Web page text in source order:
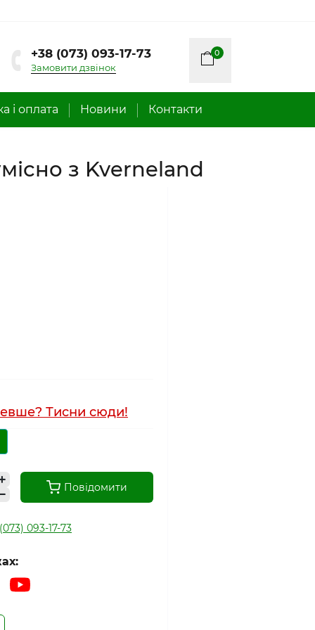
+38 (073) 093-17-73
Замовити дзвінок
0
і оплата Новини Контакти
з Kverneland
Тисни сюди!
Повідомити
093-17-73